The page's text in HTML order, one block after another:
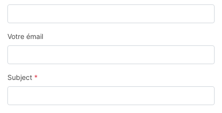
Votre émail
Subject *